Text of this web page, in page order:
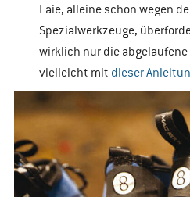
Laie, alleine schon wegen
Spezialwerkzeuge,
wirklich nur die
vielleicht mit dieser